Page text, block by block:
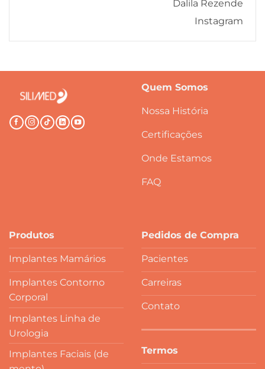
Dalila Rezende
Instagram
Quem Somos
Nossa História
Certificações
Onde Estamos
FAQ
Produtos
Implantes Mamários
Implantes Contorno
Corporal
Implantes Linha de
Urologia
Implantes Faciais (de
Pedidos de Compra
Pacientes
Carreiras
Contato
Termos